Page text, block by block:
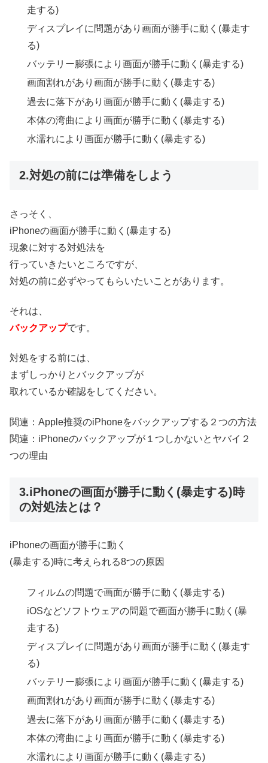
走する)
ディスプレイに問題があり画面が勝手に動く(暴走す
る)
バッテリー膨張により画面が勝手に動く(暴走する)
画面割れがあり画面が勝手に動く(暴走する)
過去に落下があり画面が勝手に動く(暴走する)
本体の湾曲により画面が勝手に動く(暴走する)
水濡れにより画面が勝手に動く(暴走する)
2.対処の前には準備をしよう
さっそく、
iPhoneの画面が勝手に動く(暴走する)
現象に対する対処法を
行っていきたいところですが、
対処の前に必ずやってもらいたいことがあります。
それは、
バックアップです。
対処をする前には、
まずしっかりとバックアップが
取れているか確認をしてください。
関連： Apple推奨のiPhoneをバックアップする２つの方法
関連： iPhoneのバックアップが１つしかないとヤバイ２
つの理由
3.iPhoneの画面が勝手に動く(暴走する)時
の対処法とは？
iPhoneの画面が勝手に動く
(暴走する)時に考えられる8つの原因
フィルムの問題で画面が勝手に動く(暴走する)
iOSなどソフトウェアの問題で画面が勝手に動く(暴
走する)
ディスプレイに問題があり画面が勝手に動く(暴走す
る)
バッテリー膨張により画面が勝手に動く(暴走する)
画面割れがあり画面が勝手に動く(暴走する)
過去に落下があり画面が勝手に動く(暴走する)
本体の湾曲により画面が勝手に動く(暴走する)
水濡れにより画面が勝手に動く(暴走する)